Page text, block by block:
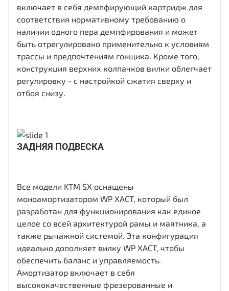
включает в себя демпфирующий картридж для
соответствия нормативному требованию о
наличии одного пера демпфирования и может
быть отрегулировано применительно к условиям
трассы и предпочтениям гонщика. Кроме того,
конструкция верхних колпачков вилки облегчает
регулировку - с настройкой сжатия сверху и
отбоя снизу.
ЗАДНЯЯ ПОДВЕСКА
Все модели KTM SX оснащены
моноамортизатором WP XACT, который был
разработан для функционирования как единое
целое со всей архитектурой рамы и маятника, а
также рычажной системой. Эта конфигурация
идеально дополняет вилку WP XACT, чтобы
обеспечить баланс и управляемость.
Амортизатор включает в себя
высококачественные фрезерованные и